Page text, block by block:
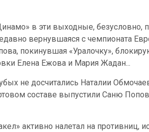
в эти выходные, безусловно,
вернувшаяся с чемпионата
покинувшая «Уралочку»,
Елена Ежова и Мария Жадан...
не досчитались Наталии
составе выпустили Саню
активно налетал на противниц,